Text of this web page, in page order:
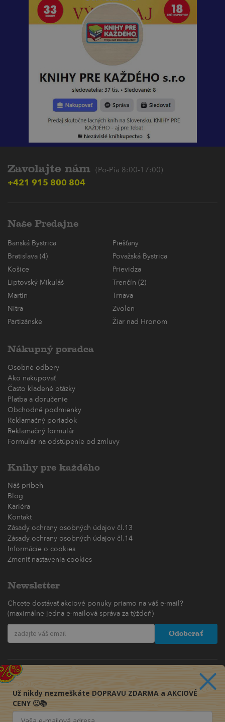
Zavolajte nám (Po-Pia 8:00-17:00)
+421 915 800 804
Naše Predajne
Banská Bystrica
Piešťany
Bratislava (4)
Považská Bystrica
Košice
Prievidza
Liptovský Mikuláš
Trenčín (2)
Martin
Trnava
Nitra
Zvolen
Partizánske
Žiar nad Hronom
Nákupný poradca
Osobné odbery
Ako nakupovať
Často kladené otázky
Platba a doručenie
Obchodné podmienky
Reklamačný poriadok
Reklamačný formulár
Formulár na odstúpenie od zmluvy
Knihy pre každého
Náš príbeh
Blog
Kariéra
Kontakt
Zásady ochrany osobných údajov čl.13
Zásady ochrany osobných údajov čl.14
Informácie o cookies
Zmeniť nastavenia cookies
Newsletter
Chcete dostávať akciové ponuky priamo na váš e-mail?
(maximálne jedna e-mailová správa za týždeň)
Odoberať
Už nikdy nezmeškáte DOPRAVU ZDARMA a AKCIOVÉ
CENY 🙂📚